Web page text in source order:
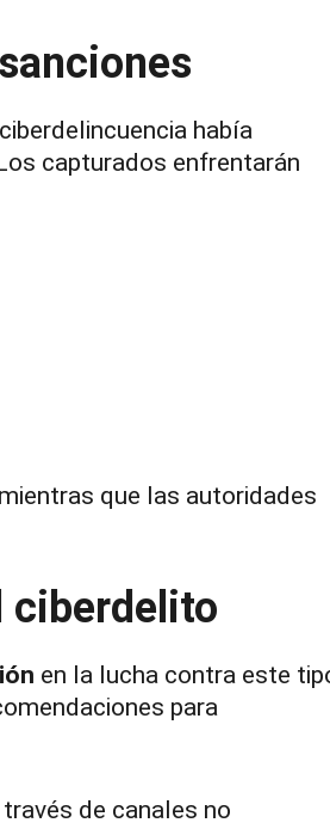
había
capturados enfrentarán
que las autoridades
ciberdelito
en la lucha contra este
para
de canales no